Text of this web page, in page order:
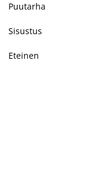
Puutarha
Sisustus
Eteinen